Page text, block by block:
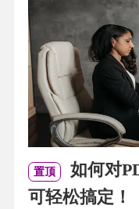
置顶
如何对
可轻松搞定！